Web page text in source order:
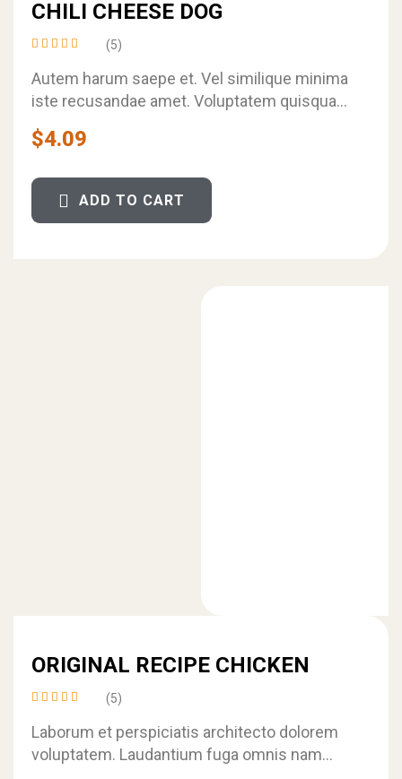
CHILI CHEESE DOG
4.20
out of
5
(5)
Autem harum saepe et. Vel similique minima
iste recusandae amet. Voluptatem quisquam
$4.09
ADD TO CART
ORIGINAL RECIPE CHICKEN
4.60out
of 5
(5)
Laborum et perspiciatis architecto dolorem
voluptatem. Laudantium fuga omnis nam